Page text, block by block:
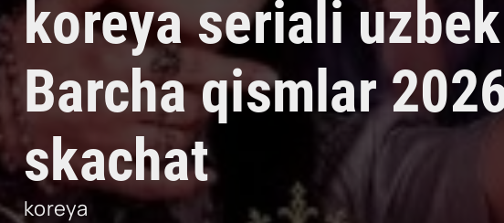
koreya seriali
Barcha qismlar
skachat
koreya